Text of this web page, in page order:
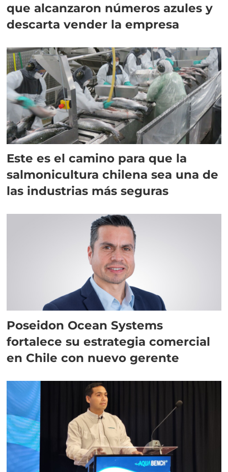
que alcanzaron números azules y
descarta vender la empresa
Este es el camino para que la
salmonicultura chilena sea una de
las industrias más seguras
Poseidon Ocean Systems
fortalece su estrategia comercial
en Chile con nuevo gerente